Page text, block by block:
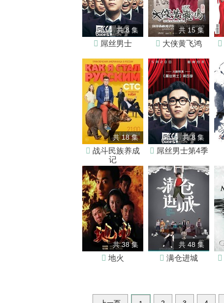
共 8 集
 屌丝男士
共 15 集
 大侠黄飞鸿 
共 18 集
 战斗民族养成
记
共 8 集
 屌丝男士第4季
共 38 集
 地火
共 48 集
 满仓进城 